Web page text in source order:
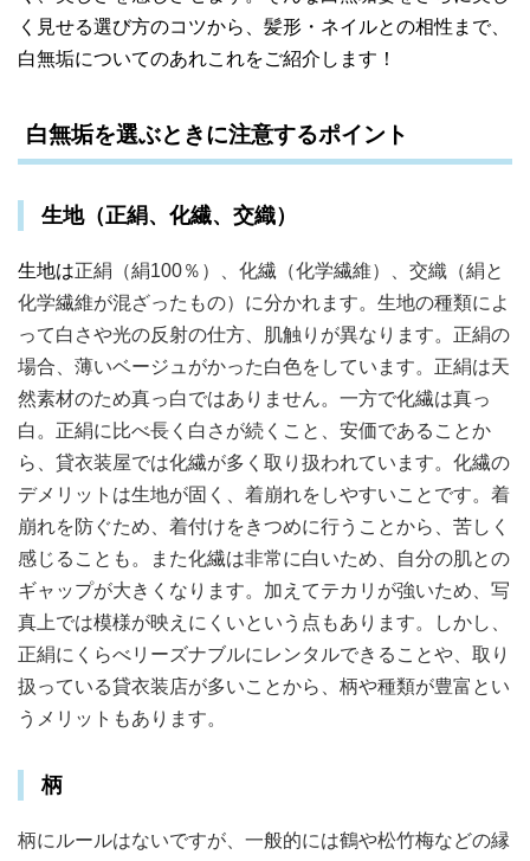
く見せる選び方のコツから、髪形・ネイルとの相性まで、
白無垢についてのあれこれをご紹介します！
白無垢を選ぶときに注意するポイント
生地（正絹、化繊、交織）
生地は正絹（絹100％）、化繊（化学繊維）、交織（絹と
化学繊維が混ざったもの）に分かれます。生地の種類によ
って白さや光の反射の仕方、肌触りが異なります。 正絹の
場合、薄いベージュがかった白色をしています。正絹は天
然素材のため真っ白ではありません。 一方で化繊は真っ
白。正絹に比べ長く白さが続くこと、安価であることか
ら、貸衣装屋では化繊が多く取り扱われています。化繊の
デメリットは生地が固く、着崩れをしやすいことです。着
崩れを防ぐため、着付けをきつめに行うことから、苦しく
感じることも。
また化繊は非常に白いため、自分の肌との
ギャップが大きくなります。加えてテカリが強いため、写
真上では模様が映えにくいという点もあります。
しかし、
正絹にくらべリーズナブルにレンタルできることや、取り
扱っている貸衣装店が多いことから、柄や種類が豊富とい
うメリットもあります。
柄
柄にルールはないですが、一般的には鶴や松竹梅などの縁